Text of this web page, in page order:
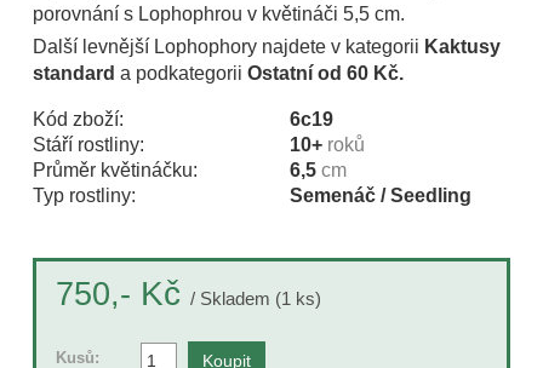
porovnání s Lophophrou v květináči 5,5 cm.
Další levnější Lophophory najdete v kategorii Kaktusy
standard a podkategorii Ostatní od 60 Kč.
Kód zboží:
6c19
Stáří rostliny:
10+ roků
Průměr květináčku:
6,5 cm
Typ rostliny:
Semenáč / Seedling
750,- Kč / Skladem (1 ks)
Kusů: